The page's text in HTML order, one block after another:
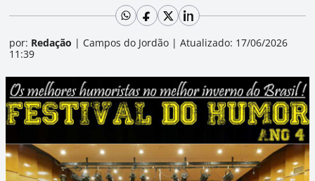
por: Redação | Campos do Jordão | Atualizado: 17/06/2026
11:39